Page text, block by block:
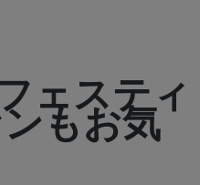
ェスティ
もお気